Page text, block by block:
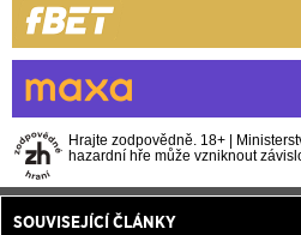
Hrajte zodpovědně. 18+ |
hazardní hře může vzniknout
SOUVISEJÍCÍ ČLÁNKY